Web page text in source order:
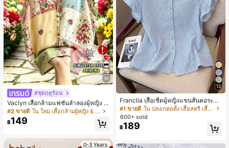
16
#ชุดฤดูร้อน
Vaclyn เสื้อกล้ามแฟชั่นลำลองผู้หญิง ล
ายแพตช์เวิร์ก แขนกุด คอกลม ติดกระดุ
ม
#2 ขายดี ใน ใหม่ เสื้อกล้ามผู้หญิง & Camis
฿149
0-3 Years
12
Franclia เสื้อเชิ้ตผู้หญิงแขนสั้นคอระบา
ยกระดุมเดี่ยวลายทาง
#1 ขายดี
ใน ปลอกคอตั้ง เสื้อสตรี เสื้อเบลาส์ & Tee
600+ sold
฿189